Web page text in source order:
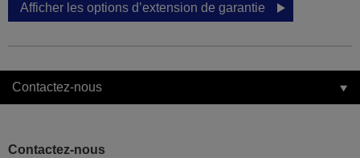
Afficher les options d’extension de garantie
Contactez-nous
Contactez-nous